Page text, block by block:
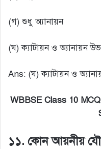
(গ) শুধু অ্যানায়ন
(ঘ) ক্যাটায়ন ও অ্যানায়ন
Ans: (ঘ) ক্যাটায়ন ও
WBBSE Class 10
১১. কোন আয়নীয়